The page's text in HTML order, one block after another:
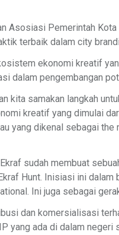
Asosiasi Pemerintah
terbaik dalam city
ekonomi kreatif
dalam pengembangan
kita samakan langkah
kreatif yang dimulai
yang dikenal sebagai the
sudah membuat
Hunt. Inisiasi ini dalam
Ini juga sebagai
dan komersialisasi
yang ada di dalam